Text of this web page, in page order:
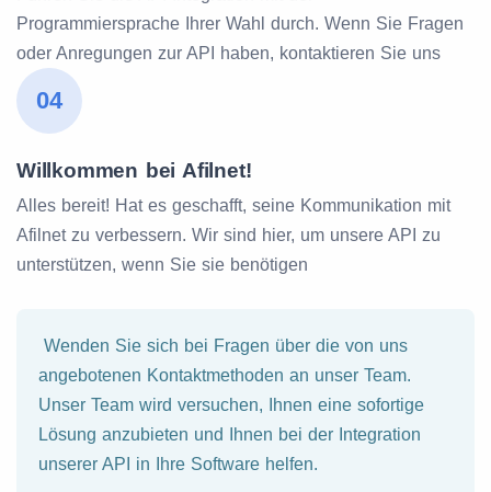
Programmiersprache Ihrer Wahl durch. Wenn Sie Fragen
oder Anregungen zur API haben, kontaktieren Sie uns
04
Willkommen bei Afilnet!
Alles bereit! Hat es geschafft, seine Kommunikation mit
Afilnet zu verbessern. Wir sind hier, um unsere API zu
unterstützen, wenn Sie sie benötigen
Wenden Sie sich bei Fragen über die von uns
angebotenen Kontaktmethoden an unser Team.
Unser Team wird versuchen, Ihnen eine sofortige
Lösung anzubieten und Ihnen bei der Integration
unserer API in Ihre Software helfen.